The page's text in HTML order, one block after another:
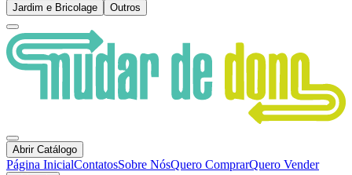
Jardim e Bricolage
Outros
Abrir Catálogo
Página InicialContatosSobre NósQuero ComprarQuero Vender